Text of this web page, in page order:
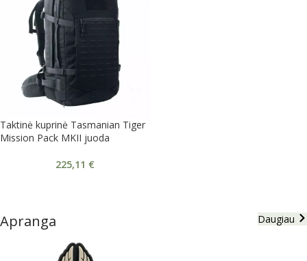
Taktinė kuprinė Tasmanian Tiger
Mission Pack MKII juoda
225,11 €
Apranga Daugiau